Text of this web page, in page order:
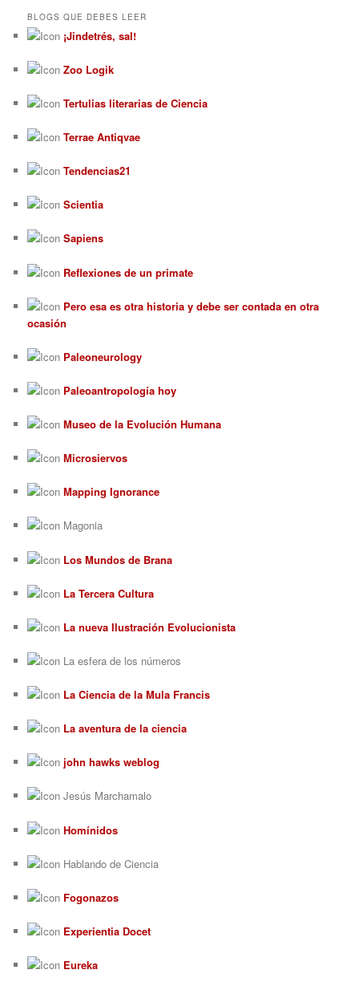
BLOGS QUE DEBES LEER
¡Jindetrés, sal!
Zoo Logik
Tertulias literarias de Ciencia
Terrae Antiqvae
Tendencias21
Scientia
Sapiens
Reflexiones de un primate
Pero esa es otra historia y debe ser contada en otra
ocasión
Paleoneurology
Paleoantropología hoy
Museo de la Evolución Humana
Microsiervos
Mapping Ignorance
Magonia
Los Mundos de Brana
La Tercera Cultura
La nueva Ilustración Evolucionista
La esfera de los números
La Ciencia de la Mula Francis
La aventura de la ciencia
john hawks weblog
Jesús Marchamalo
Homínidos
Hablando de Ciencia
Fogonazos
Experientia Docet
Eureka